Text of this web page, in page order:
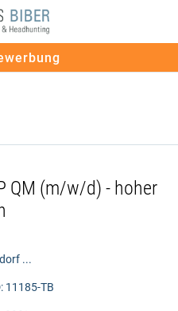
QM (m/w/d) - hoher
...
11185-TB